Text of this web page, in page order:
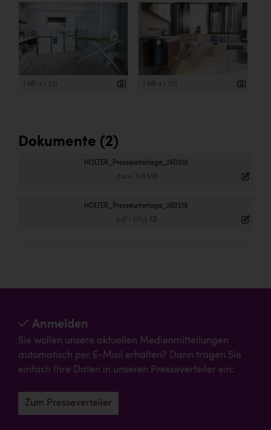
1 981 x 1 321 1 981 x 1 321
Dokumente (2)
HOLTER_Presseunterlage_260219
.docx| 5,8 MB
HOLTER_Presseunterlage_260219
.pdf 271,3 KB
Anmelden
Sie wollen unsere aktuellen Medienmitteilungen
automatisch per E-Mail erhalten? Dann tragen Sie
einfach Ihre Daten in unseren Presseverteiler ein:
Zum Presseverteiler